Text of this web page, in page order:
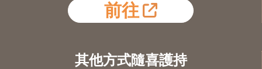
前往
其他方式隨喜護持